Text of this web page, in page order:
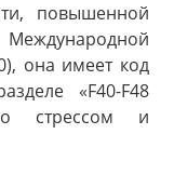
повышенной
она имеет код
«F40-F48
стрессом и